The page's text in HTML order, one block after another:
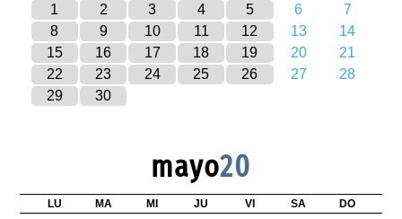
1 2 3 4 5 6
7
8
9 10 11 12 13
14
15
16 17 18 19 20
21
22
23 24 25 26 27
28
29
30
mayo20
LU MA MI JU VI SA DO